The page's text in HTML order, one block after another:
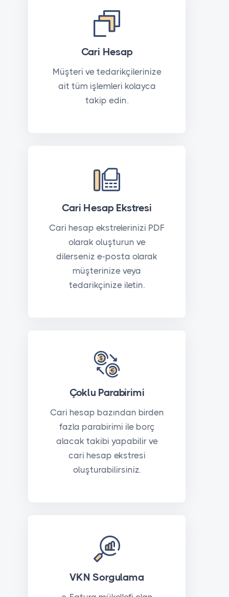
Cari Hesap
Müşteri ve tedarikçilerinize
ait tüm işlemleri kolayca
takip edin.
Cari Hesap Ekstresi
Cari hesap ekstrelerinizi PDF
olarak oluşturun ve
dilerseniz e-posta olarak
müşterinize veya
tedarikçinize iletin.
Çoklu Parabirimi
Cari hesap bazından birden
fazla parabirimi ile borç
alacak takibi yapabilir ve
cari hesap ekstresi
oluşturabilirsiniz.
VKN Sorgulama